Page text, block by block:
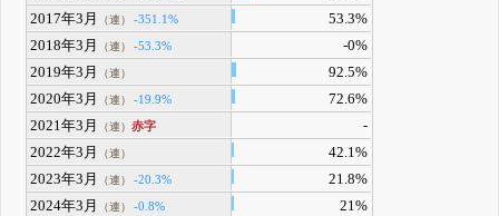
2017年3月
（連） -351.1%
53.3%
2018年3月
（連） -53.3%
-0%
2019年3月
（連）
92.5%
2020年3月
（連） -19.9%
72.6%
2021年3月
（連）赤字
-
2022年3月
（連）
42.1%
2023年3月
（連） -20.3%
21.8%
2024年3月
（連） -0.8%
21%